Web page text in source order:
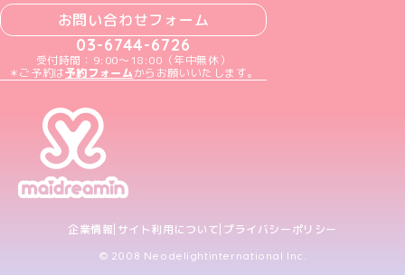
お問い合わせフォーム
03-6744-6726
受付時間：9:00～18:00（年中無休）
＊ご予約は予約フォームからお願いいたします。
企業情報 サイト利用について プライバシーポリシー
© 2008 Neodelightinternational Inc.